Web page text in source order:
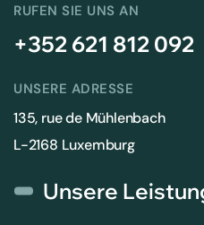
RUFEN SIE UNS AN
+352 621 812 092
UNSERE ADRESSE
135, rue de Mühlenbach
L-2168 Luxemburg
Unsere